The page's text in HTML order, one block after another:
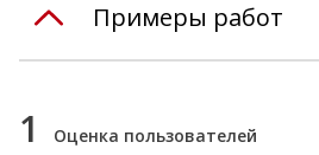
Примеры работ
1 Оценка пользователей